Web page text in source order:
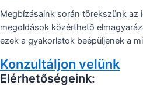
Megbízásaink során törekszünk az
megoldások közérthető
ezek a gyakorlatok beépüljenek a
Konzultáljon velünk
Elérhetőségeink: